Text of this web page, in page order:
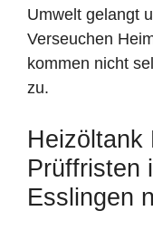
Umwelt gelangt
Verseuchen
kommen nicht
zu.
Heizöltank
Prüffristen
Esslingen